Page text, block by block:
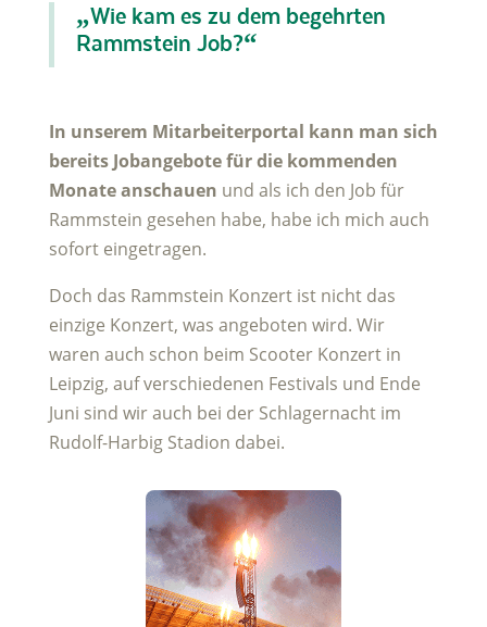
„Wie kam es zu dem begehrten
Rammstein Job?“
In unserem Mitarbeiterportal kann man sich
bereits Jobangebote für die kommenden
Monate anschauen und als ich den Job für
Rammstein gesehen habe, habe ich mich auch
sofort eingetragen.
Doch das Rammstein Konzert ist nicht das
einzige Konzert, was angeboten wird. Wir
waren auch schon beim Scooter Konzert in
Leipzig, auf verschiedenen Festivals und Ende
Juni sind wir auch bei der Schlagernacht im
Rudolf-Harbig Stadion dabei.